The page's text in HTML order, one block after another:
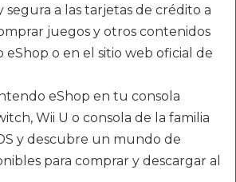
segura a las tarjetas de crédito a
juegos y otros contenidos
eShop o en el sitio web oficial de
eShop en tu consola
Wii U o consola de la familia
y descubre un mundo de
para comprar y descargar al